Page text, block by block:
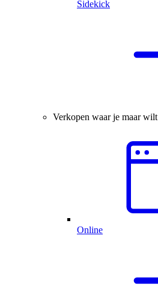
Sidekick
Verkopen waar je maar wilt
Online